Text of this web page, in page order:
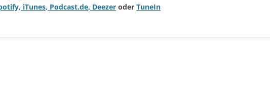
iTunes, Podcast.de, Deezer oder TuneIn